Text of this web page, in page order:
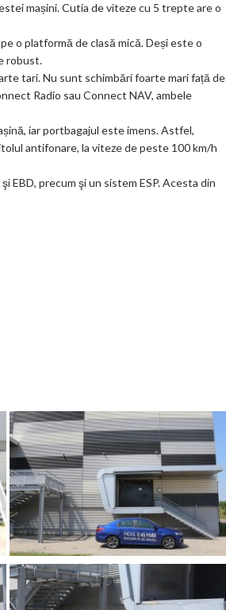
mașini. Cutia de viteze cu 5 trepte are o
o platformă de clasă mică. Deși este o
robust.
tari. Nu sunt schimbări foarte mari față de
Radio sau Connect NAV, ambele
iar portbagajul este imens. Astfel,
antifonare, la viteze de peste 100 km/h
EBD, precum şi un sistem ESP. Acesta din